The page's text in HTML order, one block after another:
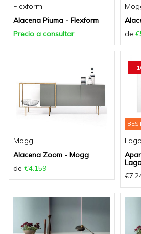
Flexform
Alacena Piuma - Flexform
Precio a consultar
de
Mogg
Alacena Zoom - Mogg
de €4.159
-
Lago